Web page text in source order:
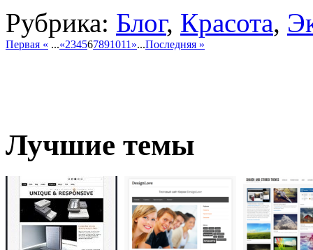
Рубрика: Блог, Красота,
Первая « ...«234567891011 »...Последняя »
Лучшие темы